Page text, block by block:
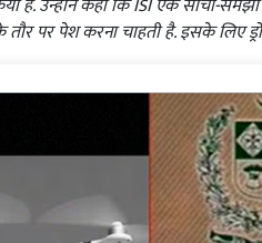
है. उन्होंने कहा कि ISI एक सोची-
पर पेश करना चाहती है. इसके लिए